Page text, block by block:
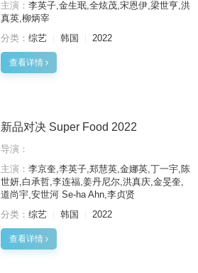
主演： 李英子,金生珉,全炫茂,宋恩伊,梁世亨,洪
真英,柳炳宰
分类： 综艺 韩国 2022
查看详情
新品对决 Super Food 2022
导演：
主演： 李京奎,李英子,郑慧英,金娜英,丁一宇,陈
世妍,白承哲,李连福,姜丹尼尔,洪真庆,金旻奎,
道尚宇,安世河 Se-ha Ahn,李贞贤
分类： 综艺 韩国 2022
查看详情